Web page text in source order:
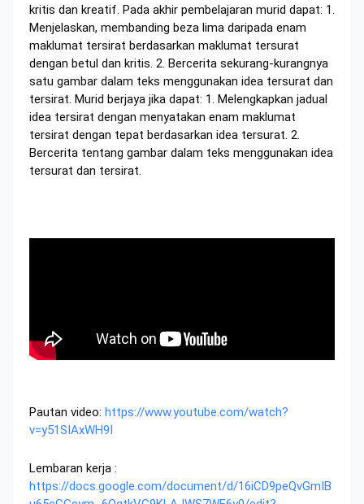
kritis dan kreatif. Pada akhir pembelajaran murid dapat: 1.
Menjelaskan, membanding beza lima daripada enam
maklumat tersirat berdasarkan maklumat tersurat
dengan betul dan kritis. 2. Bercerita sekurang-kurangnya
satu gambar dalam teks menggunakan idea tersurat dan
tersirat. Murid berjaya jika dapat: 1. Melengkapkan jadual
idea tersirat dengan menyatakan enam maklumat
tersirat dengan tepat berdasarkan idea tersurat. 2.
Bercerita tentang gambar dalam teks menggunakan idea
tersurat dan tersirat.
Pautan video: https://www.youtube.com/watch?
v=y51SIAxWH9I
Lembaran kerja :
https://docs.google.com/document/d/16iCD9peQvGmIB